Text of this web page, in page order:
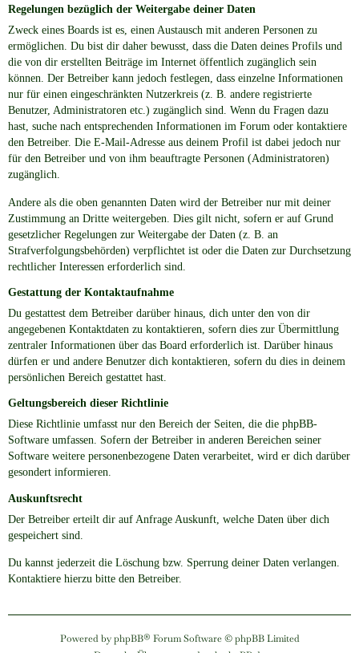
Regelungen bezüglich der Weitergabe deiner Daten
Zweck eines Boards ist es, einen Austausch mit anderen Personen zu
ermöglichen. Du bist dir daher bewusst, dass die Daten deines Profils und
die von dir erstellten Beiträge im Internet öffentlich zugänglich sein
können. Der Betreiber kann jedoch festlegen, dass einzelne Informationen
nur für einen eingeschränkten Nutzerkreis (z. B. andere registrierte
Benutzer, Administratoren etc.) zugänglich sind. Wenn du Fragen dazu
hast, suche nach entsprechenden Informationen im Forum oder kontaktiere
den Betreiber. Die E-Mail-Adresse aus deinem Profil ist dabei jedoch nur
für den Betreiber und von ihm beauftragte Personen (Administratoren)
zugänglich.
Andere als die oben genannten Daten wird der Betreiber nur mit deiner
Zustimmung an Dritte weitergeben. Dies gilt nicht, sofern er auf Grund
gesetzlicher Regelungen zur Weitergabe der Daten (z. B. an
Strafverfolgungsbehörden) verpflichtet ist oder die Daten zur Durchsetzung
rechtlicher Interessen erforderlich sind.
Gestattung der Kontaktaufnahme
Du gestattest dem Betreiber darüber hinaus, dich unter den von dir
angegebenen Kontaktdaten zu kontaktieren, sofern dies zur Übermittlung
zentraler Informationen über das Board erforderlich ist. Darüber hinaus
dürfen er und andere Benutzer dich kontaktieren, sofern du dies in deinem
persönlichen Bereich gestattet hast.
Geltungsbereich dieser Richtlinie
Diese Richtlinie umfasst nur den Bereich der Seiten, die die phpBB-
Software umfassen. Sofern der Betreiber in anderen Bereichen seiner
Software weitere personenbezogene Daten verarbeitet, wird er dich darüber
gesondert informieren.
Auskunftsrecht
Der Betreiber erteilt dir auf Anfrage Auskunft, welche Daten über dich
gespeichert sind.
Du kannst jederzeit die Löschung bzw. Sperrung deiner Daten verlangen.
Kontaktiere hierzu bitte den Betreiber.
Powered byphpBB® Forum Software © phpBB Limited